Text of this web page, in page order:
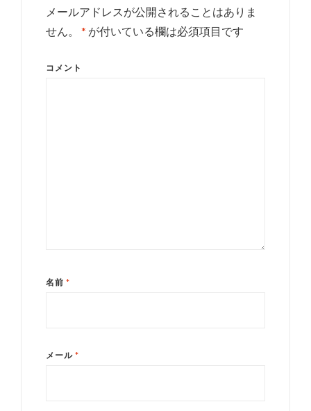
メールアドレスが公開されることはありま
せん。
* が付いている欄は必須項目です
コメント
名前 *
メール *